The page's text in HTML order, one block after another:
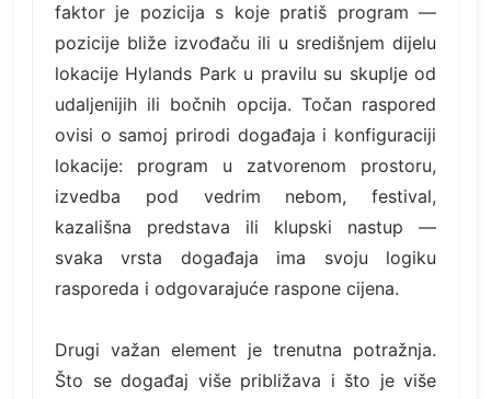
faktor je pozicija s koje pratiš program —
pozicije bliže izvođaču ili u središnjem dijelu
lokacije Hylands Park u pravilu su skuplje od
udaljenijih ili bočnih opcija. Točan raspored
ovisi o samoj prirodi događaja i konfiguraciji
lokacije: program u zatvorenom prostoru,
izvedba pod vedrim nebom, festival,
kazališna predstava ili klupski nastup —
svaka vrsta događaja ima svoju logiku
rasporeda i odgovarajuće raspone cijena.
Drugi važan element je trenutna potražnja.
Što se događaj više približava i što je više